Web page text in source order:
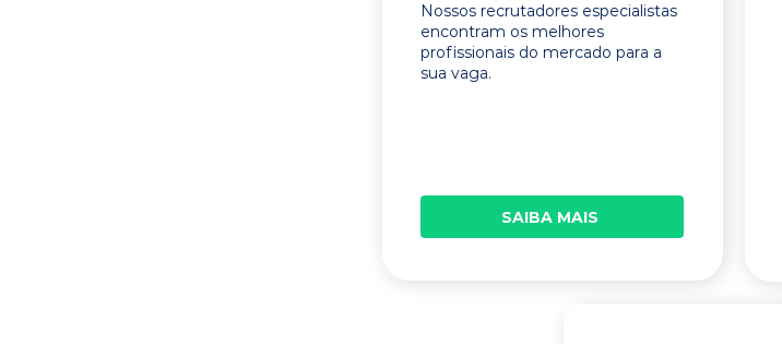
Nossos recrutadores especialistas
encontram os melhores
profissionais do mercado para a
sua vaga.
SAIBA MAIS